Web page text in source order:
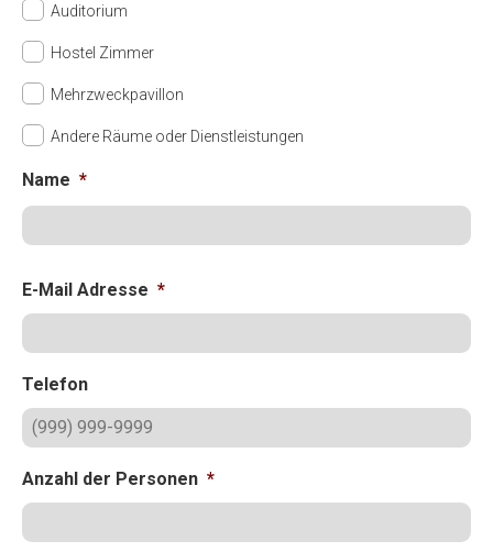
Auditorium
Hostel Zimmer
Mehrzweckpavillon
Andere Räume oder Dienstleistungen
Name *
E-Mail Adresse *
Telefon
Anzahl der Personen *